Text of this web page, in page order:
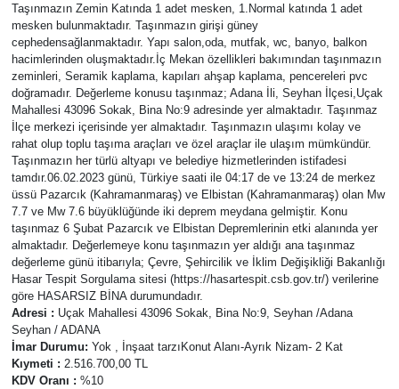
Taşınmazın Zemin Katında 1 adet mesken, 1.Normal katında 1 adet
mesken bulunmaktadır. Taşınmazın girişi güney
cephedensağlanmaktadır. Yapı salon,oda, mutfak, wc, banyo, balkon
hacimlerinden oluşmaktadır.İç Mekan özellikleri bakımından taşınmazın
zeminleri, Seramik kaplama, kapıları ahşap kaplama, pencereleri pvc
doğramadır. Değerleme konusu taşınmaz; Adana İli, Seyhan İlçesi,Uçak
Mahallesi 43096 Sokak, Bina No:9 adresinde yer almaktadır. Taşınmaz
İlçe merkezi içerisinde yer almaktadır. Taşınmazın ulaşımı kolay ve
rahat olup toplu taşıma araçları ve özel araçlar ile ulaşım mümkündür.
Taşınmazın her türlü altyapı ve belediye hizmetlerinden istifadesi
tamdır.06.02.2023 günü, Türkiye saati ile 04:17 de ve 13:24 de merkez
üssü Pazarcık (Kahramanmaraş) ve Elbistan (Kahramanmaraş) olan Mw
7.7 ve Mw 7.6 büyüklüğünde iki deprem meydana gelmiştir. Konu
taşınmaz 6 Şubat Pazarcık ve Elbistan Depremlerinin etki alanında yer
almaktadır. Değerlemeye konu taşınmazın yer aldığı ana taşınmaz
değerleme günü itibarıyla; Çevre, Şehircilik ve İklim Değişikliği Bakanlığı
Hasar Tespit Sorgulama sitesi (https://hasartespit.csb.gov.tr/) verilerine
göre HASARSIZ BİNA durumundadır.
Adresi : Uçak Mahallesi 43096 Sokak, Bina No:9, Seyhan /Adana
Seyhan / ADANA
İmar Durumu: Yok , İnşaat tarzıKonut Alanı-Ayrık Nizam- 2 Kat
Kıymeti : 2.516.700,00 TL
KDV Oranı : %10
Spor
Yaşam
Yerel Yönetimler
Yurttan